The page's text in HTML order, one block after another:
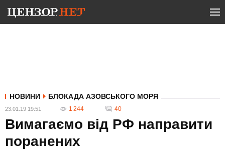
НОВИНИ БЛОКАДА АЗОВСЬКОГО МОРЯ
23.01.19 19:51 1 244 40
Вимагаємо від РФ направити
поранених